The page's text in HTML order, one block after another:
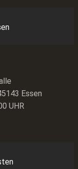
Essen
UHR